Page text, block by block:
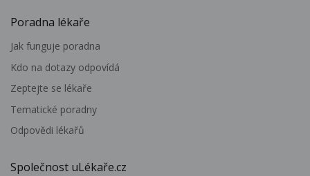
Poradna lékaře
Jak funguje poradna
Kdo na dotazy odpovídá
Zeptejte se lékaře
Tematické poradny
Odpovědi lékařů
Společnost uLékaře.cz